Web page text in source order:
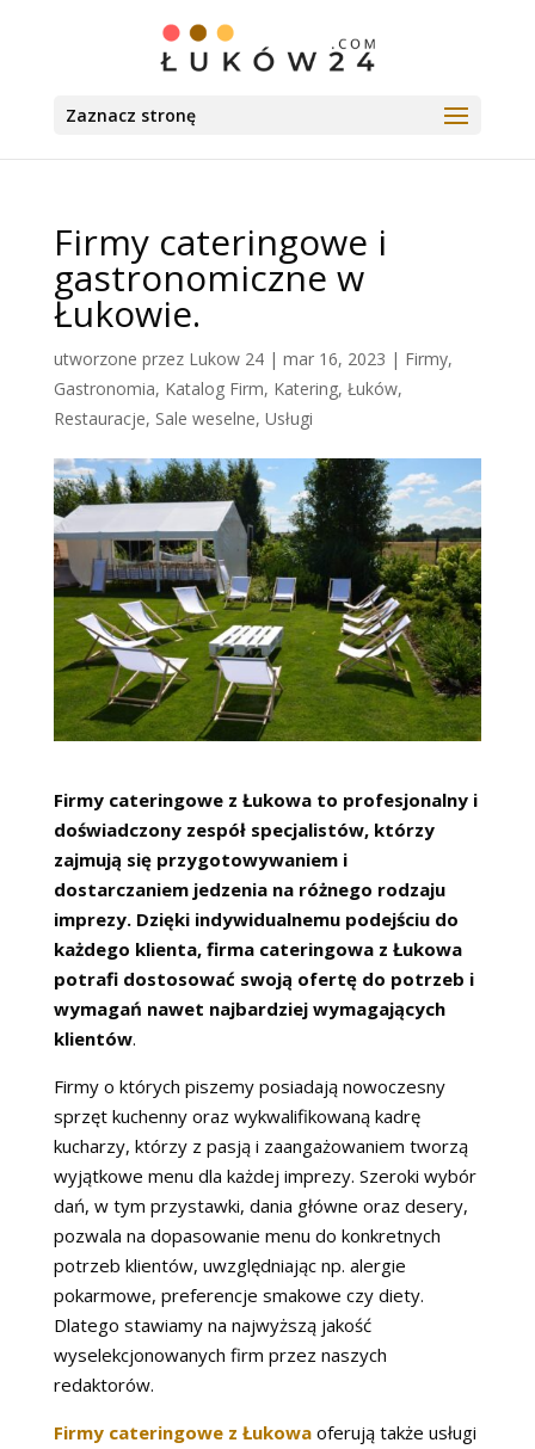
Zaznacz stronę
Firmy cateringowe i
gastronomiczne w
Łukowie.
utworzone przez Lukow 24| mar 16, 2023 | Firmy,
Gastronomia, Katalog Firm, Katering, Łuków,
Restauracje, Sale weselne, Usługi
Firmy cateringowe z Łukowa to profesjonalny i
doświadczony zespół specjalistów, którzy
zajmują się przygotowywaniem i
dostarczaniem jedzenia na różnego rodzaju
imprezy. Dzięki indywidualnemu podejściu do
każdego klienta, firma cateringowa z Łukowa
potrafi dostosować swoją ofertę do potrzeb i
wymagań nawet najbardziej wymagających
klientów.
Firmy o których piszemy posiadają nowoczesny
sprzęt kuchenny oraz wykwalifikowaną kadrę
kucharzy, którzy z pasją i zaangażowaniem tworzą
wyjątkowe menu dla każdej imprezy. Szeroki wybór
dań, w tym przystawki, dania główne oraz desery,
pozwala na dopasowanie menu do konkretnych
potrzeb klientów, uwzględniając np. alergie
pokarmowe, preferencje smakowe czy diety.
Dlatego stawiamy na najwyższą jakość
wyselekcjonowanych firm przez naszych
redaktorów.
Firmy cateringowe z Łukowa oferują także usługi